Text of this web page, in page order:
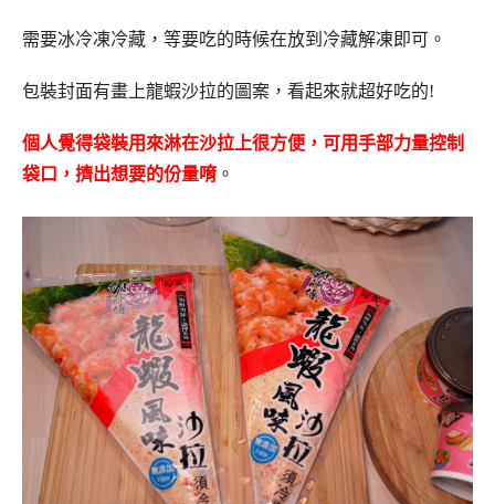
需要冰冷凍冷藏，等要吃的時候在放到冷藏解凍即可。
包裝封面有畫上龍蝦沙拉的圖案，看起來就超好吃的!
個人覺得袋裝用來淋在沙拉上很方便，可用手部力量控制
袋口，擠出想要的份量唷 。